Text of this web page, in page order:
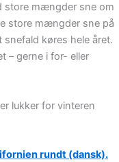
store mængder sne om
store mængder sne på
køres hele året.
– gerne i for- eller
lukker for vinteren
rundt (dansk).